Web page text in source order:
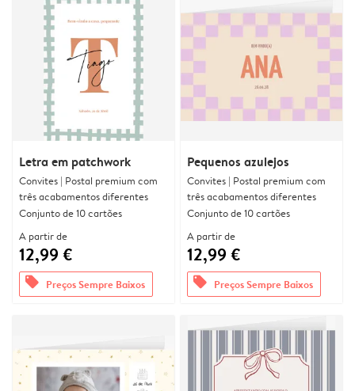
Letra em patchwork
Convites | Postal premium com
três acabamentos diferentes
Conjunto de 10 cartões
A partir de
12,99 €
offers Preços Sempre Baixos
Pequenos azulejos
Convites | Postal premium com
três acabamentos diferentes
Conjunto de 10 cartões
A partir de
12,99 €
offers Preços Sempre Baixos